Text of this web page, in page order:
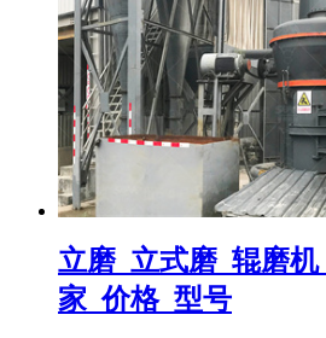
立磨_立式磨_辊磨
家_价格_型号